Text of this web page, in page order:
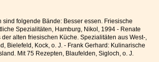
sind folgende Bände: Besser essen. Friesische
Spezialitäten, Hamburg, Nikol, 1994 - Renate
der alten friesischen Küche. Spezialitäten aus West-,
Bielefeld, Kock, o. J. - Frank Gerhard: Kulinarische
Mit 75 Rezepten, Blaufelden, Sigloch, o. J.